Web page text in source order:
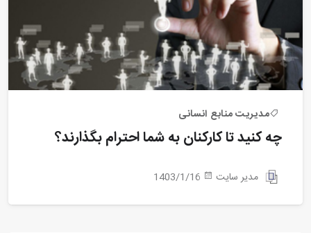
مدیریت منابع انسانی
چه کنید تا کارکنان به شما احترام بگذارند؟
مدیر سایت 1403/1/16